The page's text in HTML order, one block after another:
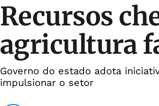
Recursos
agricultura
Governo do estado adota
impulsionar o setor